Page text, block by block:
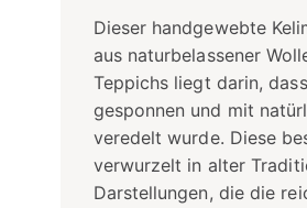
Dieser handgewebte
aus naturbelassener
Teppichs liegt darin,
gesponnen und mit
veredelt wurde. Diese
verwurzelt in alter
Darstellungen, die die